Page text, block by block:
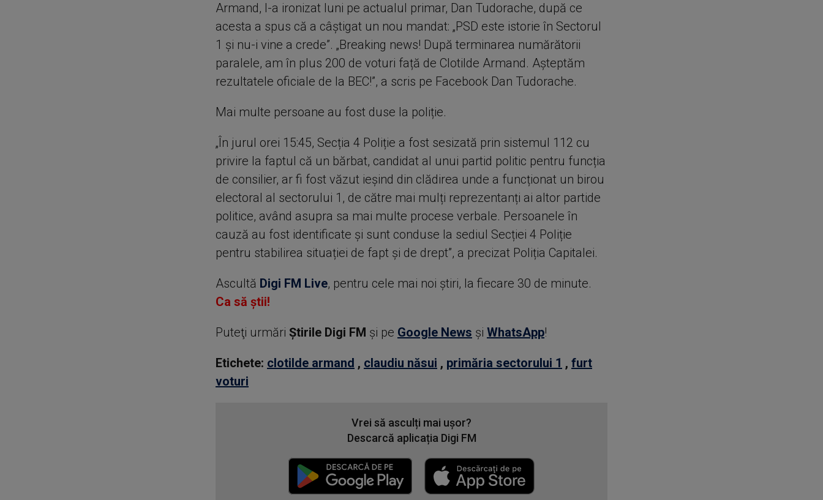
Armand, l-a ironizat luni pe actualul primar, Dan Tudorache, după ce
acesta a spus că a câștigat un nou mandat: „PSD este istorie în Sectorul
1 și nu-i vine a crede”. „Breaking news! După terminarea numărătorii
paralele, am în plus 200 de voturi față de Clotilde Armand. Așteptăm
rezultatele oficiale de la BEC!”, a scris pe Facebook Dan Tudorache.
Mai multe persoane au fost duse la poliție.
„În jurul orei 15:45, Secția 4 Poliție a fost sesizată prin sistemul 112 cu
privire la faptul că un bărbat, candidat al unui partid politic pentru funcția
de consilier, ar fi fost văzut ieșind din clădirea unde a funcționat un birou
electoral al sectorului 1, de către mai mulți reprezentanți ai altor partide
politice, având asupra sa mai multe procese verbale. Persoanele în
cauză au fost identificate și sunt conduse la sediul Secției 4 Poliție
pentru stabilirea situației de fapt și de drept”, a precizat Poliția Capitalei.
Ascultă Digi FM Live, pentru cele mai noi știri, la fiecare 30 de minute.
Ca să știi!
Puteţi urmări Știrile Digi FM şi pe Google News şi WhatsApp!
Etichete: clotilde armand , claudiu năsui , primăria sectorului 1 , furt
voturi
Vrei să asculți mai ușor?
Descarcă aplicația Digi FM